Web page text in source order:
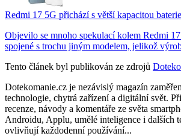
Redmi 17 5G přichází s větší kapacitou
Objevilo se mnoho spekulací kolem Redmi
spojené s trochu jiným modelem, jelikož
Tento článek byl publikován ze zdrojů
Dotekomanie.cz je nezávislý magazín
technologie, chytrá zařízení a digitální svět.
recenze, návody a komentáře ze světa
Androidu, Applu, umělé inteligence i dalších
ovlivňují každodenní používání...